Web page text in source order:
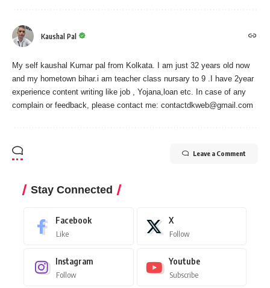
Kaushal Pal
My self kaushal Kumar pal from Kolkata. I am just 32 years old now
and my hometown bihar.i am teacher class nursary to 9 .I have 2year
experience content writing like job , Yojana,loan etc. In case of any
complain or feedback, please contact me: contactdkweb@gmail.com
Leave a Comment
Stay Connected
Facebook
Like
X
Follow
Instagram
Follow
Youtube
Subscribe